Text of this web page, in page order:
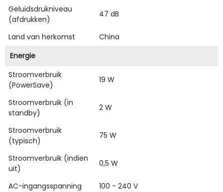
Geluidsdrukniveau
(afdrukken)
47 dB
Land van herkomst
China
Energie
Stroomverbruik
(PowerSave)
19 W
Stroomverbruik (in
standby)
2 W
Stroomverbruik
(typisch)
75 W
Stroomverbruik (indien
uit)
0,5 W
AC-ingangsspanning
100 - 240 V